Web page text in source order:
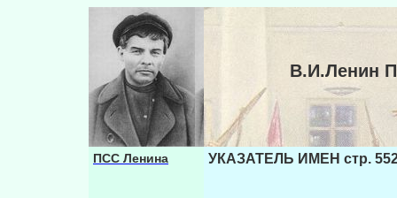
В.И.Ленин
ПСС Ленина УКАЗАТЕЛЬ ИМЕН стр.